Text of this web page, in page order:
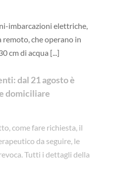
imbarcazioni elettriche,
che operano in
cm di acqua [...]
dal 21 agosto è
domiciliare
come fare richiesta, il
da seguire, le
Tutti i dettagli della